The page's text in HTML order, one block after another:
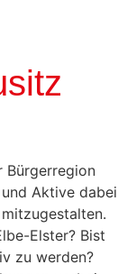
Bürgerregion
Aktive dabei
Elster? Bist
zu werden?